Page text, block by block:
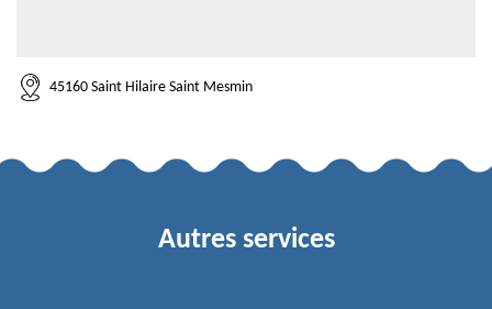
45160 Saint Hilaire Saint Mesmin
Autres services